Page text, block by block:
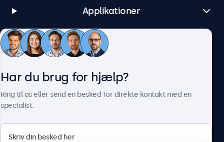
Applikationer
Kundeservice
Har du brug for hjælp?
Ring til os eller send en besked for direkte kontakt med en
specialist.